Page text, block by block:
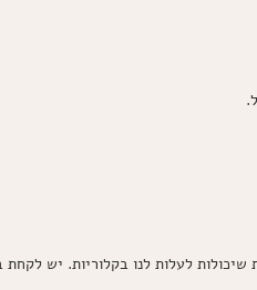
לעלות לנו בקלוריות. יש